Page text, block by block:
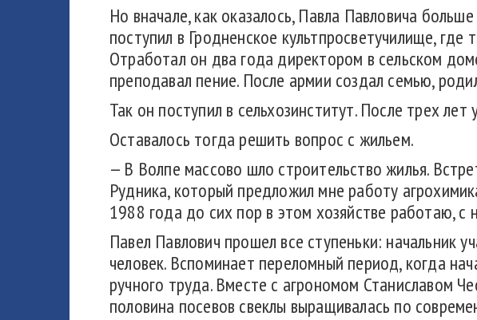
Но вначале, как оказалось, Павла Павловича
поступил в Гродненское культпросветучилище,
Отработал он два года директором в сельском
преподавал пение. После армии создал семью,
Так он поступил в сельхозинститут. После трех
Оставалось тогда решить вопрос с жильем.
— В Волпе массово шло строительство жилья.
Рудника, который предложил мне работу
1988 года до сих пор в этом хозяйстве работаю,
Павел Павлович прошел все ступеньки: начальник
человек. Вспоминает переломный период, когда
ручного труда. Вместе с агрономом Станиславом
половина посевов свеклы выращивалась по